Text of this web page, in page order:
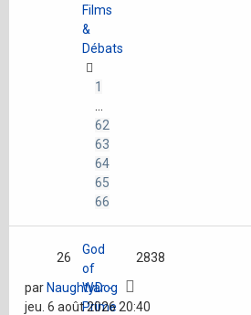
Films
&
Débats
1
62
63
64
65
66
God
of
War -
Prime
26 2838
par NaughtyDog
jeu. 6 août 2026 20:40